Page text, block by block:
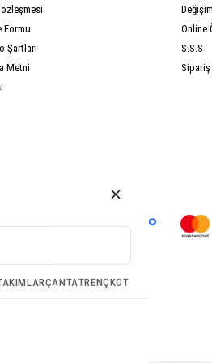
Formu
Şartları
Metni
Değişim
Online
S.S.S
Sipariş
ÇANTATRENÇKOT